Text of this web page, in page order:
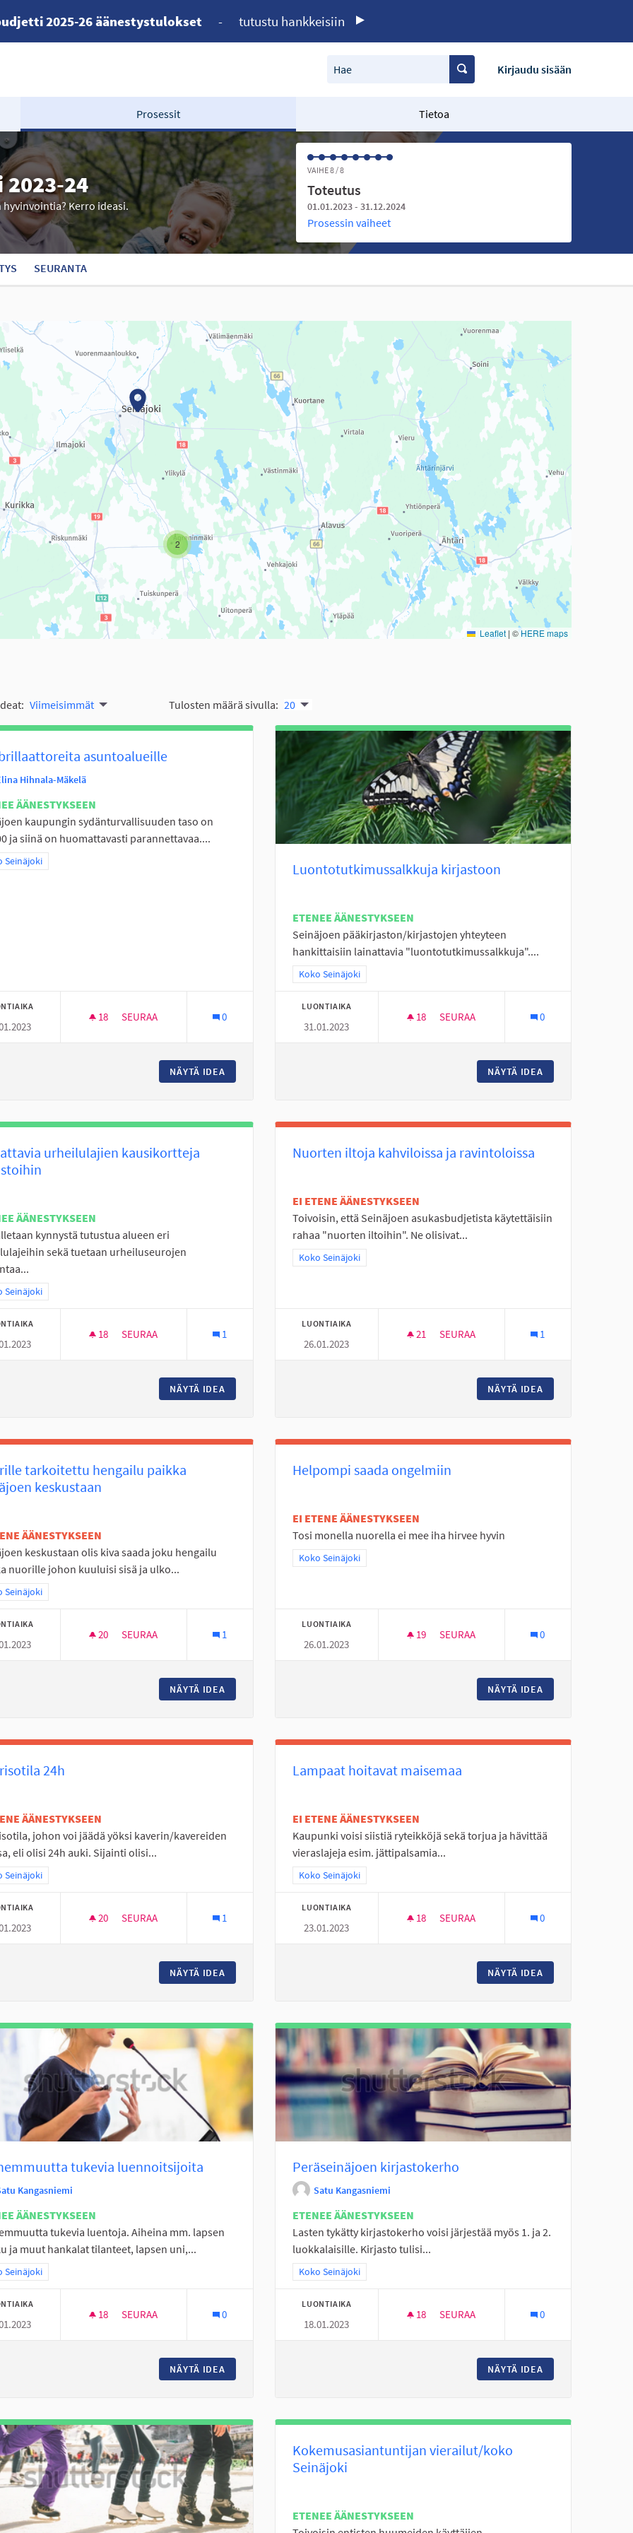
2025-26 äänestystulokset - tutustu hankkeisiin
Hae Kirjaudu sisään
Prosessit Tietoa
24
Kerro ideasi.
VAIHE 8 / 8
Toteutus
01.01.2023 - 31.12.2024
Prosessin vaiheet
SEURANTA
tietueet karttapisteinä. Elementtiä voi käyttää ruudunlukijalla, mutta se voi olla vaikeaselkoinen.
2
Leaflet | © HERE maps
Viimeisimmät Tulosten määrä sivulla: 20
asuntoalueille
Hihnala-Mäkelä
ÄÄNESTYKSEEN
kaupungin sydänturvallisuuden taso on
ja siinä on huomattavasti parannettavaa....
tulokset teeman mukaan: Koko Seinäjoki
Seinäjoki
18 18 SEURAAJAA
SEURAA
DEFIBRILLAATTOREITA ASUNTOALUEILLE
0
NÄYTÄ IDEA
Luontotutkimussalkkuja kirjastoon
ETENEE ÄÄNESTYKSEEN
Seinäjoen pääkirjaston/kirjastojen yhteyteen
hankittaisiin lainattavia "luontotutkimussalkkuja"....
Rajaa tulokset teeman mukaan: Koko Seinäjoki
Koko Seinäjoki
LUONTIAIKA
31.01.2023
18 18 SEURAAJAA
SEURAA 0
NÄYTÄ IDEA
urheilulajien kausikortteja
ÄÄNESTYKSEEN
kynnystä tutustua alueen eri
sekä tuetaan urheiluseurojen
tulokset teeman mukaan: Koko Seinäjoki
Seinäjoki
18 18 SEURAAJAA
SEURAA
LAINATTAVIA URHEILULAJIEN KAUSIKORTTEJA KIRJASTOIHIN
1
NÄYTÄ IDEA LAINATTAVIA URHEILULAJIEN KAUSIKORTTEJA KIRJASTOIHIN
Nuorten iltoja kahviloissa ja ravintoloissa
EI ETENE ÄÄNESTYKSEEN
Toivoisin, että Seinäjoen asukasbudjetista käytettäisiin
rahaa "nuorten iltoihin". Ne olisivat...
Rajaa tulokset teeman mukaan: Koko Seinäjoki
Koko Seinäjoki
LUONTIAIKA
26.01.2023
21 21 SEURAAJAA
SEURAA 1
NÄYTÄ IDEA
tarkoitettu hengailu paikka
keskustaan
ÄÄNESTYKSEEN
keskustaan olis kiva saada joku hengailu
nuorille johon kuuluisi sisä ja ulko...
tulokset teeman mukaan: Koko Seinäjoki
Seinäjoki
20 20 SEURAAJAA
SEURAA
NUORILLE TARKOITETTU HENGAILU PAIKKA SEINÄJOEN KESKUSTAAN
1
NÄYTÄ IDEA NUORILLE TARKOITETTU HENGAILU PAIKKA SEINÄJOEN KESKUSTAAN
Helpompi saada ongelmiin
EI ETENE ÄÄNESTYKSEEN
Tosi monella nuorella ei mee iha hirvee hyvin
Rajaa tulokset teeman mukaan: Koko Seinäjoki
Koko Seinäjoki
LUONTIAIKA
26.01.2023
19 19 SEURAAJAA
SEURAA 0
NÄYTÄ IDEA
24h
ÄÄNESTYKSEEN
johon voi jäädä yöksi kaverin/kavereiden
eli olisi 24h auki. Sijainti olisi...
tulokset teeman mukaan: Koko Seinäjoki
Seinäjoki
20 20 SEURAAJAA
SEURAA 1
NÄYTÄ IDEA
Lampaat hoitavat maisemaa
EI ETENE ÄÄNESTYKSEEN
Kaupunki voisi siistiä ryteikköjä sekä torjua ja hävittää
vieraslajeja esim. jättipalsamia...
Rajaa tulokset teeman mukaan: Koko Seinäjoki
Koko Seinäjoki
LUONTIAIKA
23.01.2023
18 18 SEURAAJAA
SEURAA 0
NÄYTÄ IDEA
tukevia luennoitsijoita
Kangasniemi
ÄÄNESTYKSEEN
tukevia luentoja. Aiheina mm. lapsen
ja muut hankalat tilanteet, lapsen uni,...
tulokset teeman mukaan: Koko Seinäjoki
Seinäjoki
18 18 SEURAAJAA
SEURAA
VANHEMMUUTTA TUKEVIA LUENNOITSIJOITA
0
NÄYTÄ IDEA
Peräseinäjoen kirjastokerho
Satu Kangasniemi
ETENEE ÄÄNESTYKSEEN
Lasten tykätty kirjastokerho voisi järjestää myös 1. ja 2.
luokkalaisille. Kirjasto tulisi...
Rajaa tulokset teeman mukaan: Koko Seinäjoki
Koko Seinäjoki
LUONTIAIKA
18.01.2023
18 18 SEURAAJAA
SEURAA 0
NÄYTÄ IDEA
Kokemusasiantuntijan vierailut/koko
Seinäjoki
ETENEE ÄÄNESTYKSEEN